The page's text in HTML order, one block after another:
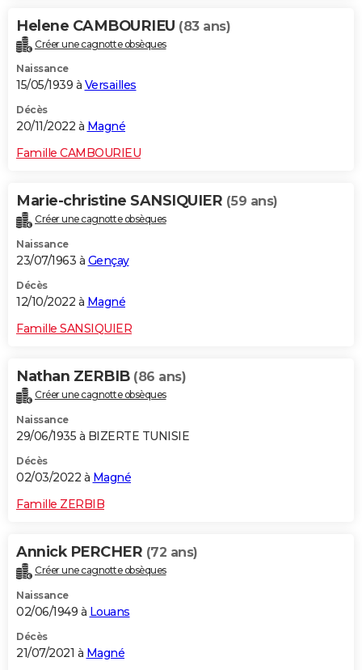
Helene CAMBOURIEU (83 ans)
Créer une cagnotte obsèques
Naissance
15/05/1939 à Versailles
Décès
20/11/2022 à Magné
Famille CAMBOURIEU
Marie-christine SANSIQUIER (59 ans)
Créer une cagnotte obsèques
Naissance
23/07/1963 à Gençay
Décès
12/10/2022 à Magné
Famille SANSIQUIER
Nathan ZERBIB (86 ans)
Créer une cagnotte obsèques
Naissance
29/06/1935 à BIZERTE TUNISIE
Décès
02/03/2022 à Magné
Famille ZERBIB
Annick PERCHER (72 ans)
Créer une cagnotte obsèques
Naissance
02/06/1949 à Louans
Décès
21/07/2021 à Magné